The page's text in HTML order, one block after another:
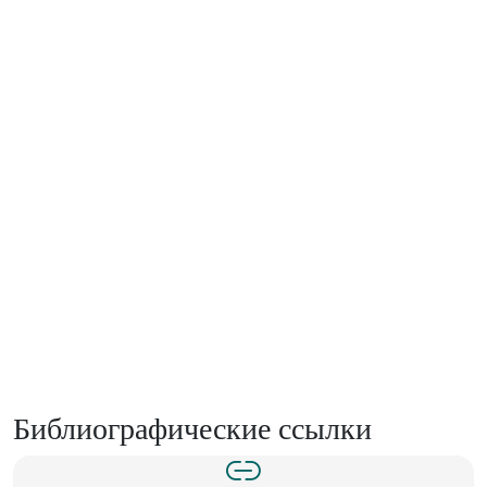
Библиографические ссылки